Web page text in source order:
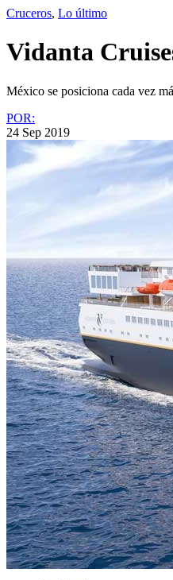
Cruceros, Lo último
Vidanta
México se posiciona cada vez
POR:
24 Sep 2019